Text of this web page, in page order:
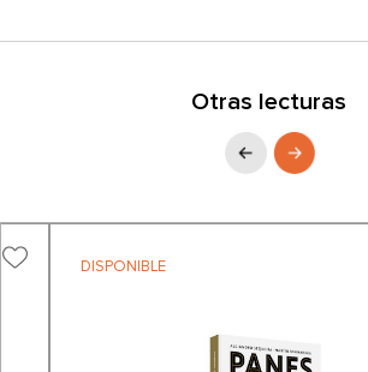
Otras lecturas
DISPONIBLE